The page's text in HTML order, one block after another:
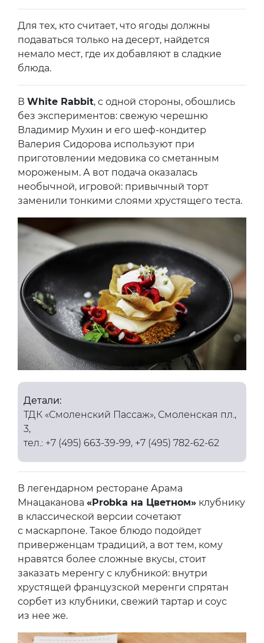
Для тех, кто считает, что ягоды должны
подаваться только на десерт, найдется
немало мест, где их добавляют в сладкие
блюда.
В White Rabbit, с одной стороны, обошлись
без экспериментов: свежую черешню
Владимир Мухин и его шеф-кондитер
Валерия Сидорова используют при
приготовлении медовика со сметанным
мороженым. А вот подача оказалась
необычной, игровой: привычный торт
заменили тонкими слоями хрустящего теста.
Детали:
ТДК «Смоленский Пассаж», Смоленская пл.,
3,
тел.: +7 (495) 663-39-99, +7 (495) 782-62-62
В легендарном ресторане Арама
Мнацаканова «Probka на Цветном» клубнику
в классической версии сочетают
с маскарпоне. Такое блюдо подойдет
приверженцам традиций, а вот тем, кому
нравятся более сложные вкусы, стоит
заказать меренгу с клубникой: внутри
хрустящей французской меренги спрятан
сорбет из клубники, свежий тартар и соус
из нее же.